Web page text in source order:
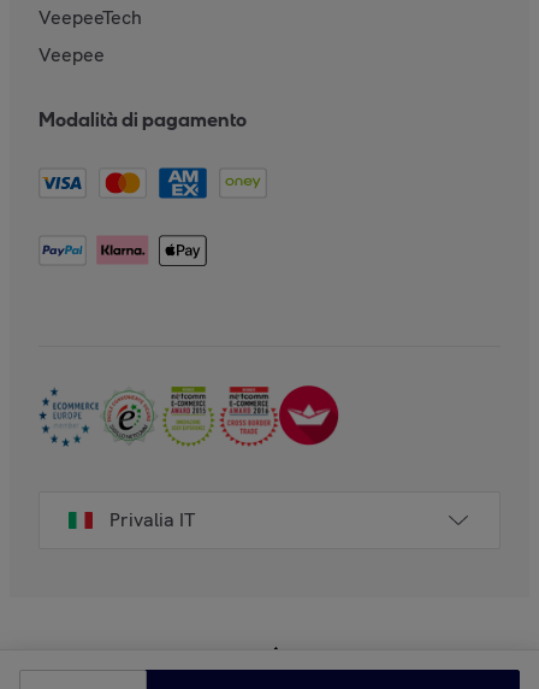
VeepeeTech
Veepee
Modalità di pagamento
Privalia IT